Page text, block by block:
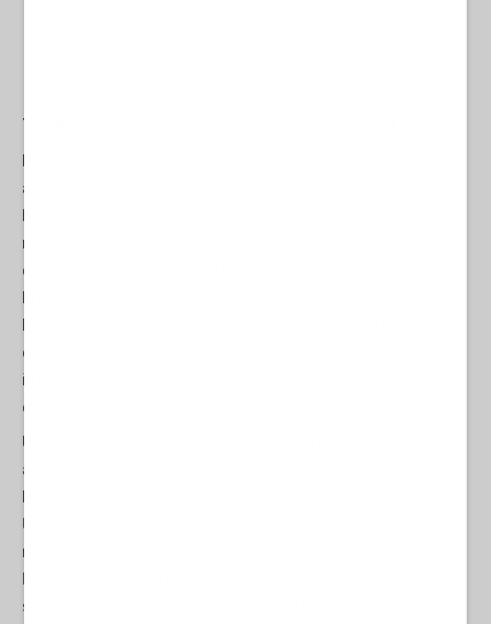
Turchia, sempre meno Montreux e sempre più NATO
ancora di accerchiamento visto il confronto aperto sull’Artico,
rivieraschi europei, integrati dal meticcio turco, da un frammento
di costa della Georgia e dalla Russia che occupa quasi per intero
di Bab el Mandeb, ma, come s’è constatato a partire dalla guerra
in Ucraina, di notevole importanza logistica e geopolitica. Chi ne
detiene le chiavi possiede capacità di convinzione.
Un tempo l’assetto pacifico e neutrale della regione era
assicurato dalla Convenzione di Montreux. Venne firmata il 20
Unione Sovietica
navigazione ed il passaggio attraverso lo
sicurezza agli Stati che si affacciano sul